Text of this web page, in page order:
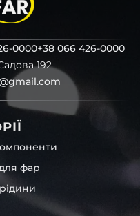
0000+38 066 426-0000
192
фар